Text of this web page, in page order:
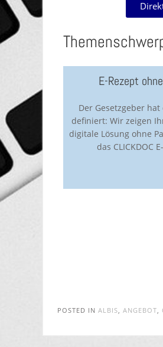
E-Rezept
Der Gesetzgeber hat
definiert: Wir zeigen
digitale Lösung ohne
das CLICKDOC
POSTED IN ALBIS, ANGEBOT,